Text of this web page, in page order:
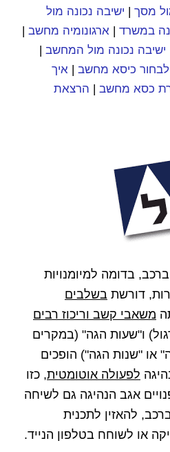
מסך | ישיבה נכונה מול
במשרד | ארגונומיה מחשב |
ישיבה נכונה מול המחשב |
לבחור כיסא מחשב | איך
כסא מחשב | הרצאת
ברכב, בדומה למיומנויות
דורשת בשלבים
משאבי קשב וריכוז רבים
ו"שעות הגה" (במקרים
או "שנות הגה") הופכים
לפעולה אוטומטית, כזו
אגב הנהיגה גם לשיחה
להאזין לתכנית
או לשוחח בטלפון הנייד.